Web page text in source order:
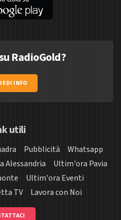
RadioGold?
INFO
utili
Pubblicità
Whatsapp
Alessandria
Ultim'ora Pavia
Ultim'ora Eventi
TV Lavora con Noi